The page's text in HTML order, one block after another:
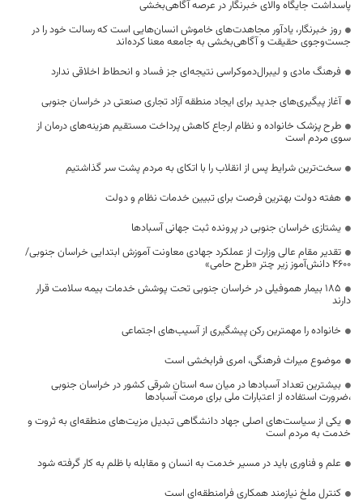
پاسداشت جایگاه والای خبرنگار در عرصه آگاهی‌بخشی
روز خبرنگار، یادآور مجاهدت‌های خاموش انسان‌هایی است که رسالت خود را در
جست‌وجوی حقیقت و آگاهی‌بخشی به جامعه معنا کرده‌اند
فرهنگ مادی و لیبرال‌دموکراسی نتیجه‌ای جز فساد و انحطاط اخلاقی ندارد
آغاز پیگیری‌های جدید برای ایجاد منطقه آزاد تجاری صنعتی در خراسان جنوبی
طرح پزشک خانواده و نظام ارجاع کاهش پرداخت مستقیم هزینه‌های درمان از
سوی مردم است
سخت‌ترین شرایط پس از انقلاب را با اتکای به مردم پشت سر گذاشتیم
هفته دولت بهترین فرصت برای تبیین خدمات نظام و دولت
یشتازی خراسان جنوبی در پرونده ثبت جهانی آسبادها
تقدیر مقام عالی وزارت از عملکرد جهادی معاونت آموزش ابتدایی خراسان جنوبی/
۴۶۰۰ دانش‌آموز زیر چتر «طرح حامی»
۱۸۵ بیمار هموفیلی در خراسان جنوبی تحت پوشش خدمات بیمه سلامت قرار
دارند
خانواده را مهمترین رکن پیشگیری از آسیب‌های اجتماعی
موضوع میراث فرهنگی، امری فرابخشی است
بیشترین تعداد آسبادها در میان سه استان شرقی کشور در خراسان جنوبی
،ضرورت استفاده از اعتبارات ملی برای مرمت آسبادها
یکی از سیاست‌های اصلی جهاد دانشگاهی تبدیل مزیت‌های منطقه‌ای به ثروت و
خدمت به مردم است
علم و فناوری باید در مسیر خدمت به انسان و مقابله با ظلم به کار گرفته شود
کنترل ملخ نیازمند همکاری فرامنطقه‌ای است